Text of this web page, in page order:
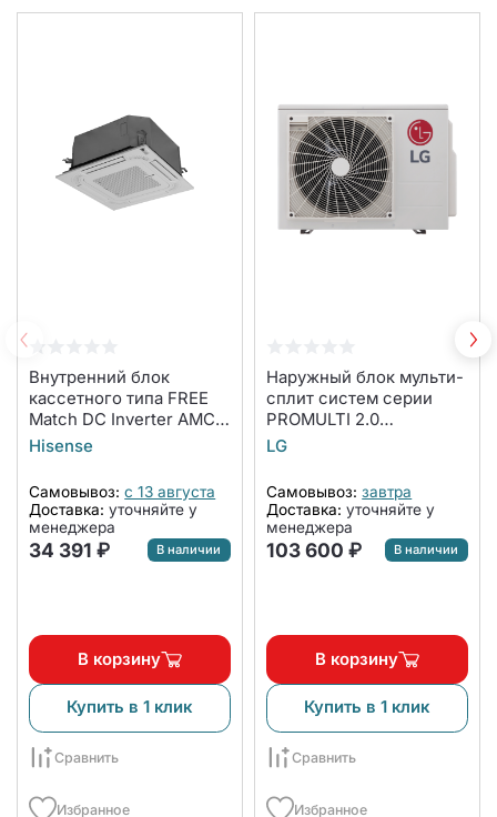
Внутренний блок
кассетного типа FREE
Match DC Inverter AMC-
12UX4SAA/AMC-
Hisense
Самовывоз: с 13 августа
Доставка: уточняйте у
менеджера
34 391 ₽ В наличии
В корзину
Купить в 1 клик
Сравнить
Избранное
Наружный блок мульти-
сплит систем серии
PROMULTI 2.0
MU2R15.UL0
LG
Самовывоз: завтра
Доставка: уточняйте у
менеджера
103 600 ₽ В наличии
В корзину
Купить в 1 клик
Сравнить
Избранное